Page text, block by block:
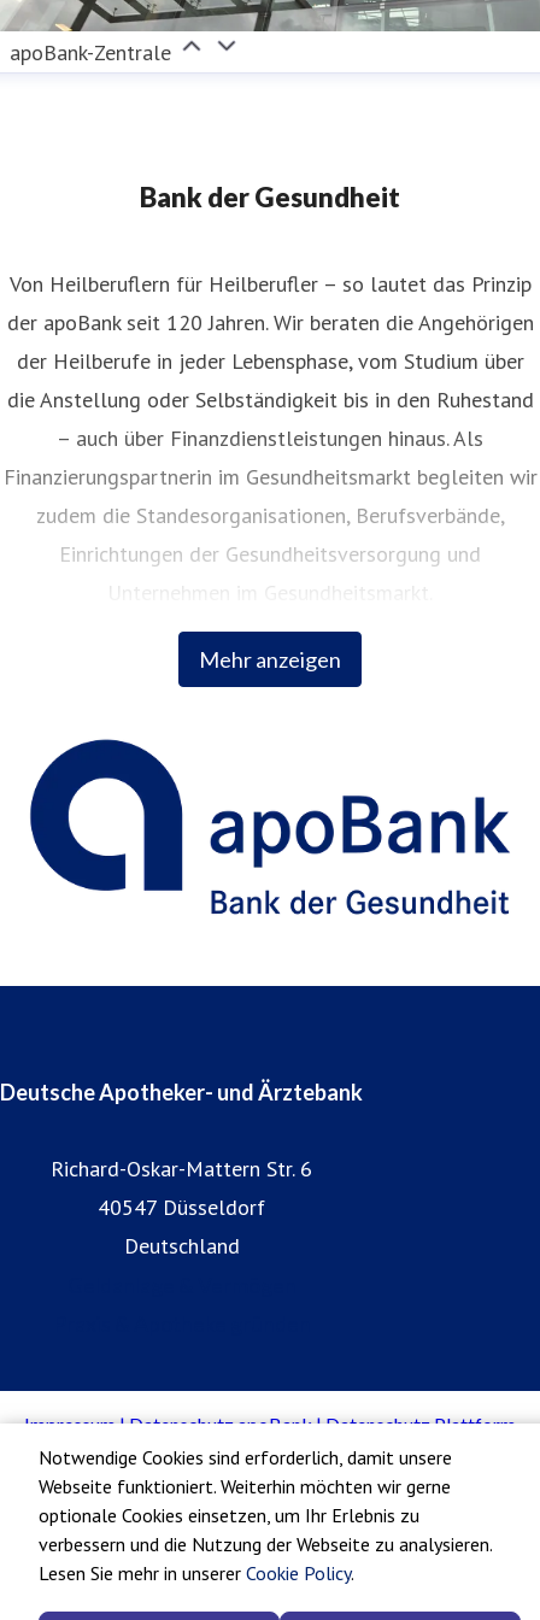
Notwendige Cookies sind erforderlich, damit unsere
Webseite funktioniert. Weiterhin möchten wir gerne
optionale Cookies einsetzen, um Ihr Erlebnis zu
verbessern und die Nutzung der Webseite zu analysieren.
Lesen Sie mehr in unserer Cookie Policy.
apoBank-Zentrale
Bank der Gesundheit
Mehr anzeigen
Von Heilberuflern für Heilberufler – so lautet das Prinzip
der apoBank seit 120 Jahren. Wir beraten die Angehörigen
der Heilberufe in jeder Lebensphase, vom Studium über
die Anstellung oder Selbständigkeit bis in den Ruhestand
– auch über Finanzdienstleistungen hinaus. Als
Finanzierungspartnerin im Gesundheitsmarkt begleiten wir
zudem die Standesorganisationen, Berufsverbände,
Einrichtungen der Gesundheitsversorgung und
Unternehmen im Gesundheitsmarkt.
Deutsche Apotheker- und Ärztebank
Richard-Oskar-Mattern Str. 6
40547 Düsseldorf
Deutschland